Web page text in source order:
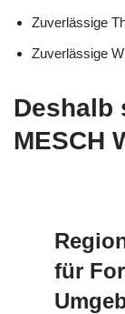
Zuverlässige
Zuverlässige
Deshalb
MESCH
für